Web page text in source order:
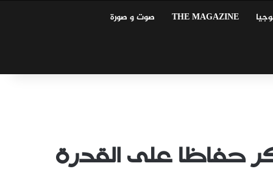
THE MAGAZINE صوت و صورة
حفاظا على القدرة